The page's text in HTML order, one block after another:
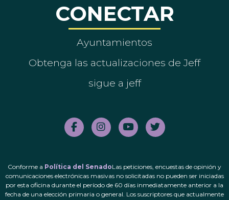
CONECTAR
Ayuntamientos
Obtenga las actualizaciones de Jeff
sigue a jeff
Conforme a Política del SenadoLas peticiones, encuestas de opinión y
comunicaciones electrónicas masivas no solicitadas no pueden ser iniciadas
por esta oficina durante el período de 60 días inmediatamente anterior a la
fecha de una elección primaria o general. Los suscriptores que actualmente